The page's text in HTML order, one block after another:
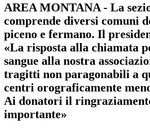
AREA MONTANA - La
comprende diversi comuni
piceno e fermano. Il
«La risposta alla chiamata
sangue alla nostra
tragitti non paragonabili a
centri orograficamente
Ai donatori il
importante»